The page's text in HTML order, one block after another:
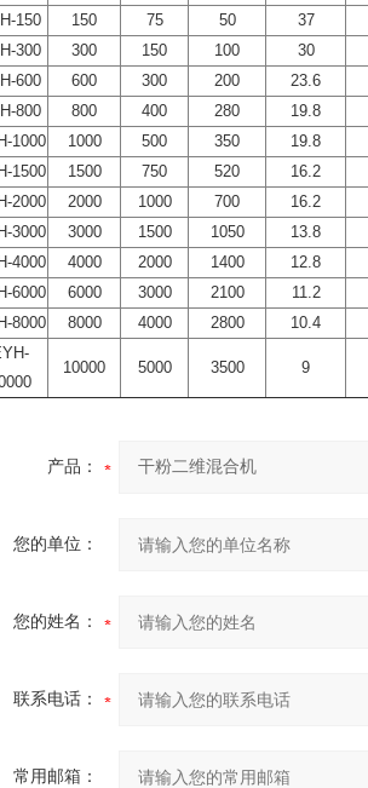
150
150 75 50 37
300
300 150 100 30
600
600 300 200 23.6
800
800 400 280 19.8
1000
1000 500 350 19.8
1500
1500 750 520 16.2
2000
2000 1000 700 16.2
3000
3000 1500 1050 13.8
4000
4000 2000 1400 12.8
6000
6000 3000 2100 11.2
8000
8000 4000 2800 10.4
10000 5000 3500 9
产品：
您的单位：
您的姓名：
联系电话：
常用邮箱：